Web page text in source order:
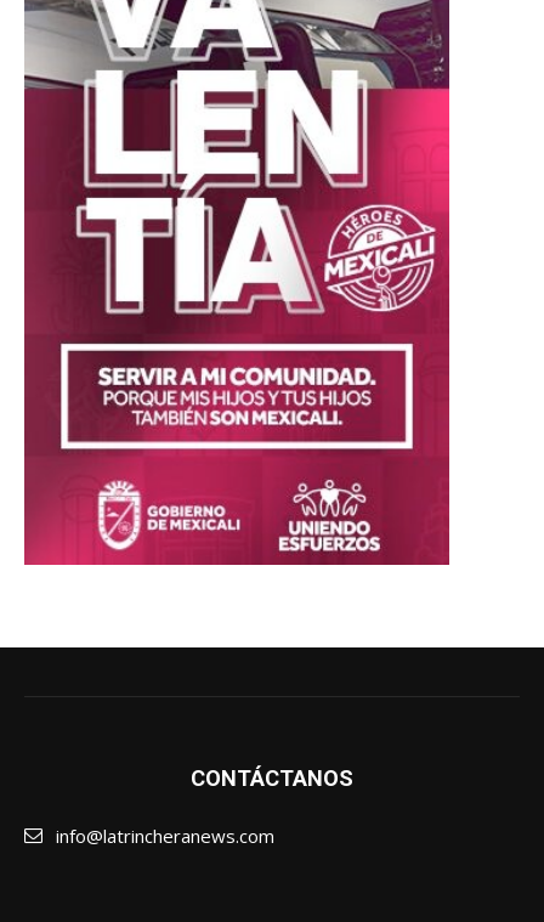
CONTÁCTANOS
info@latrincheranews.com